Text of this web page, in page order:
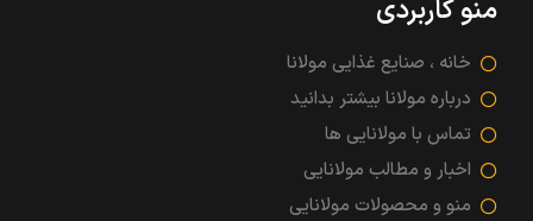
منو کاربردی
خانه ، صنایع غذایی مولانا
درباره مولانا بیشتر بدانید
تماس با مولانایی ها
اخبار و مطالب مولانایی
منو و محصولات مولانایی